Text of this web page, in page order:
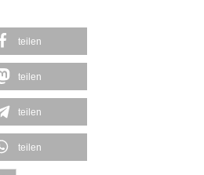
teilen
teilen
teilen
teilen